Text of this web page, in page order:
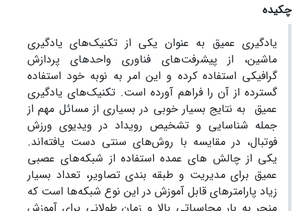
چکیده
یادگیری عمیق به عنوان یکی از تکنیک‌های یادگیری
ماشین، از پیشرفت‌های فناوری واحدهای پردازش
گرافیکی استفاده کرده و این امر به نوبه خود استفاده
گسترده از آن را فراهم آورده ‌است. تکنیک‌های یادگیری
عمیق به نتایج بسیار خوبی در بسیاری از مسائل مهم از
جمله شناسایی و تشخیص رویداد در ویدیوی ورزش
فوتبال، در مقایسه با روش‌های سنتی دست یافته‌اند.
یکی از چالش های عمده استفاده از شبکه‌های عصبی
عمیق برای مدیریت و طبقه بندی تصاویر، تعداد بسیار
زیاد پارامترهای قابل آموزش در این نوع شبکه‌ها است که